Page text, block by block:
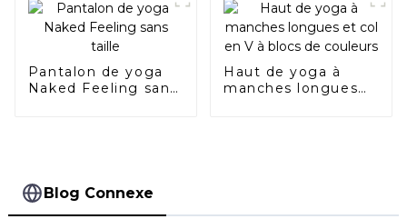
Pantalon de yoga
Naked Feeling sans
Haut de yoga à
manches longues
Blog Connexe